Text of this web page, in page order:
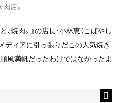
店。
焼肉。』の店長・小林恵（こばやし
ディアに引っ張りだこの人気焼き
風満帆だったわけではなかったよ